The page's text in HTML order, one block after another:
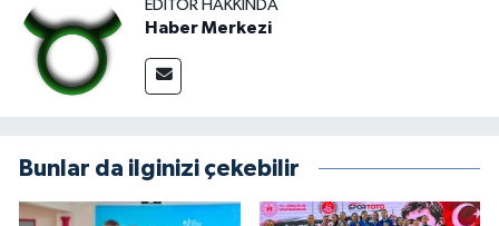
EDITÖR HAKKINDA
Haber Merkezi
Bunlar da ilginizi çekebilir